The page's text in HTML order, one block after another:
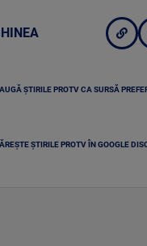
ȘTIRILE PROTV CA SURSĂ
ȘTIRILE PROTV ÎN GOOGLE